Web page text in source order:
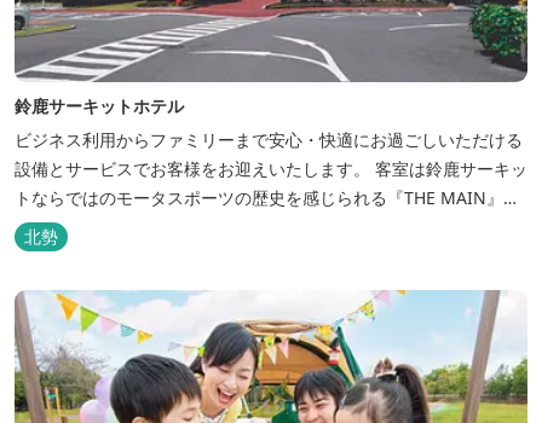
鈴鹿サーキットホテル
ビジネス利用からファミリーまで安心・快適にお過ごしいただける
設備とサービスでお客様をお迎えいたします。 客室は鈴鹿サーキッ
トならではのモータスポーツの歴史を感じられる『THE MAIN』を
はじめ、ファミリーにおすすめのキッズ・ベビーにやさしいこだわ
りの詰まった「サーキット キッズルーム」「コチラファミリールー
さま連れでも安心し...
北勢